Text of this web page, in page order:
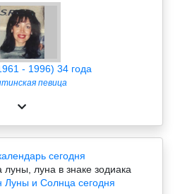
- 1996) 34 года
певица
сегодня
луна в знаке зодиака
Луны и Солнца сегодня